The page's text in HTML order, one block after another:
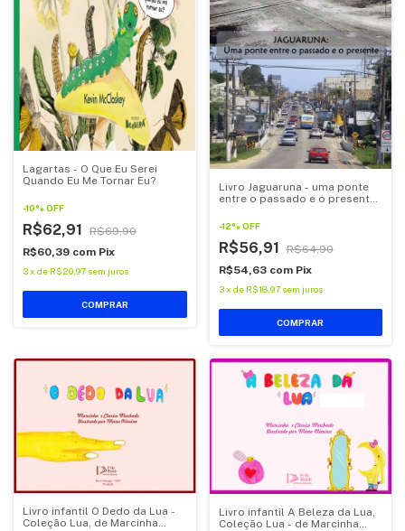
Lagartas - O Que Eu Serei
Quando Eu Me Tornar Eu?
-10% OFF
R$62,91
R$69,90
R$60,39 com Pix
3x de R$20,97 sem juros
COMPRAR
Livro Jaguaruna - uma ponte
entre o passado e o presente,
-12% OFF
R$56,91
R$64,90
R$54,63 com Pix
3 x de R$18,97 sem juros
Livro infantil O Dedo da Lua -
Coleção Lua, de Marcinha
Livro infantil A Beleza da Lua,
Coleção Lua - de Marcinha